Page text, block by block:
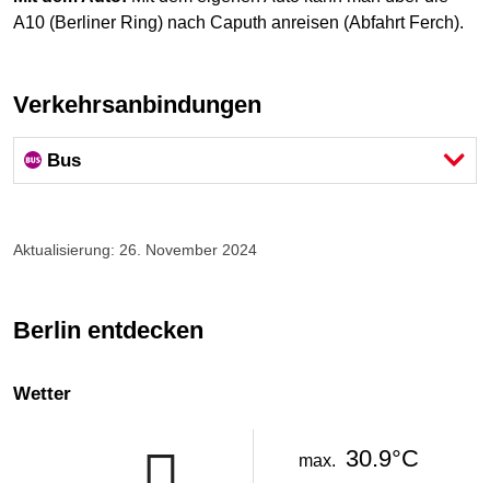
A10 (Berliner Ring) nach Caputh anreisen (Abfahrt Ferch).
Verkehrsanbindungen
Bus
Aktualisierung: 26. November 2024
Berlin entdecken
Wetter
max.
30.9°C